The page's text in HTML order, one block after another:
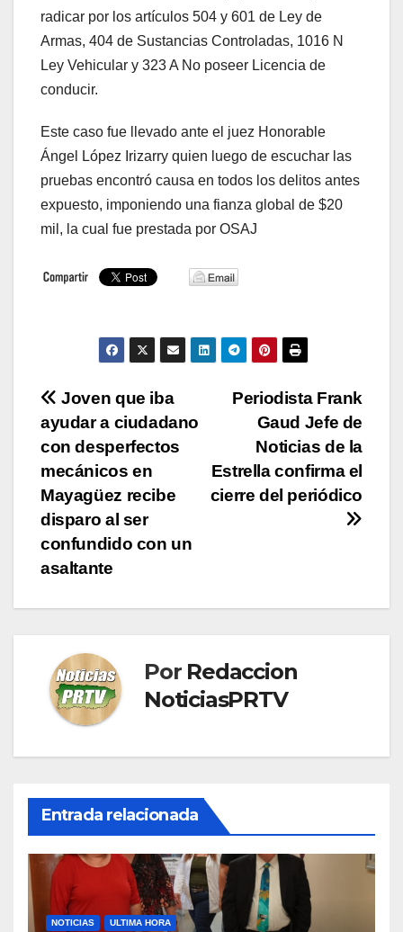
radicar por los artículos 504 y 601 de Ley de
Armas, 404 de Sustancias Controladas, 1016 N
Ley Vehicular y 323 A No poseer Licencia de
conducir.
Este caso fue llevado ante el juez Honorable
Ángel López Irizarry quien luego de escuchar las
pruebas encontró causa en todos los delitos antes
expuesto, imponiendo una fianza global de $20
mil, la cual fue prestada por OSAJ
Navegación
de
entradas
Periodista Frank
Gaud Jefe de
Noticias de la
Estrella confirma el
cierre del periódico
Joven que iba
ayudar a ciudadano
con desperfectos
mecánicos en
Mayagüez recibe
disparo al ser
confundido con un
asaltante
Por Redaccion
NoticiasPRTV
Entrada relacionada
NOTICIAS ULTIMA HORA